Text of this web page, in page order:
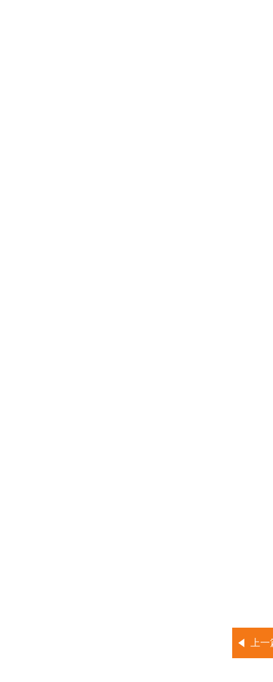
上